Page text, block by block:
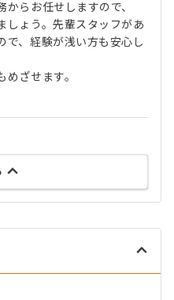
らお任せしますので、
しょう。先輩スタッフがあ
で、経験が浅い方も安心し
ざせます。